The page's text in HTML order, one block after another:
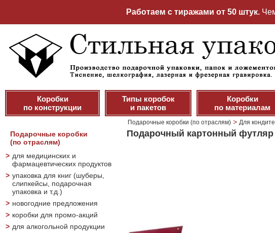
Работаем с тиражами от 50 штук.
Коробки
по конструкции
Типы коробок
и пакетов
Коробки
по материалам
Подарочные коробки (по отраслям) > Для
Подарочные коробки
(по отраслям)
> для медицинских и
фармацевтических продуктов
> упаковка для книг (шуберы,
слипкейсы, подарочная
упаковка и т.д.)
> новогодние предложения
> коробки для промо-акций
> для алкогольной продукции
Подарочный картонный